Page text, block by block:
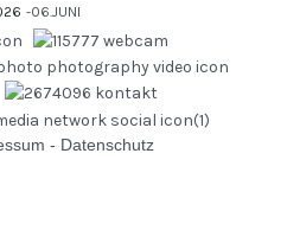
06.JUNI
- Datenschutz